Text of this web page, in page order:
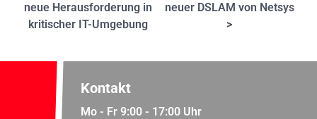
neue Herausforderung in
kritischer IT-Umgebung
neuer DSLAM von Netsys
>
Kontakt
Mo - Fr 9:00 - 17:00 Uhr